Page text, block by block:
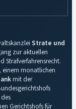
Strate und
zur aktuellen
Strafverfahrensrecht.
, einem monatlichen
mit der
Gerichtshofs für